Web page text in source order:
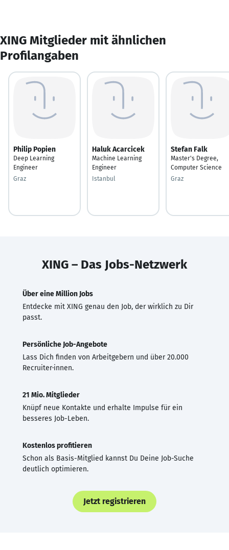
XING Mitglieder mit ähnlichen
Profilangaben
Philip Popien
Deep Learning
Engineer
Graz
Haluk Acarcicek
Machine Learning
Engineer
Istanbul
Stefan Falk
Master's Degree,
Computer Science
Graz
XING – Das Jobs-Netzwerk
Über eine Million Jobs
Entdecke mit XING genau den Job, der wirklich zu Dir
passt.
Persönliche Job-Angebote
Lass Dich finden von Arbeitgebern und über 20.000
Recruiter·innen.
21 Mio. Mitglieder
Knüpf neue Kontakte und erhalte Impulse für ein
besseres Job-Leben.
Kostenlos profitieren
Schon als Basis-Mitglied kannst Du Deine Job-Suche
deutlich optimieren.
Jetzt registrieren